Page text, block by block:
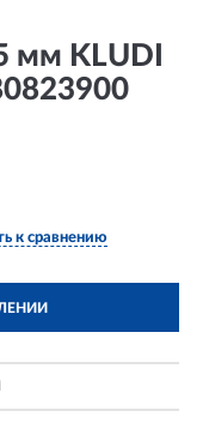
мм KLUDI
к сравнению